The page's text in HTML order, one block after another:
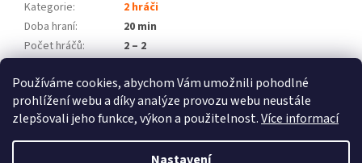
Používáme cookies, abychom Vám umožnili pohodlné
prohlížení webu a díky analýze provozu webu neustále
zlepšovali jeho funkce, výkon a použitelnost.Více informací
Kategorie:
2 hráči
Doba hraní:
20 min
Počet hráčů:
2 – 2
Položka byla vyprodána…